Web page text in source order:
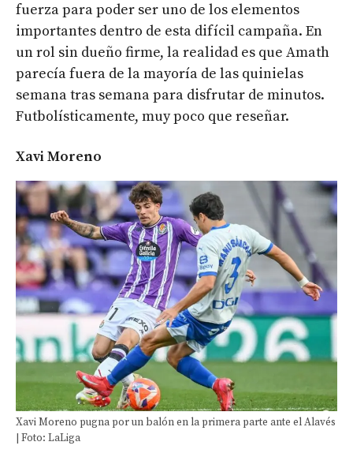
fuerza para poder ser uno de los elementos
importantes dentro de esta difícil campaña. En
un rol sin dueño firme, la realidad es que Amath
parecía fuera de la mayoría de las quinielas
semana tras semana para disfrutar de minutos.
Futbolísticamente, muy poco que reseñar.
Xavi Moreno
Xavi Moreno pugna por un balón en la primera parte ante el Alavés
| Foto: LaLiga